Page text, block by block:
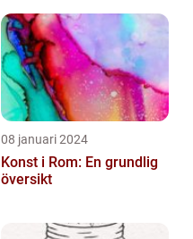
08 januari 2024
Konst i Rom: En grundlig
översikt